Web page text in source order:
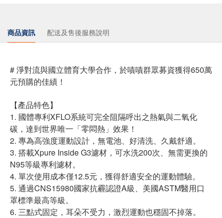
商品資訊 配送及售後服務說明
# 淨對流與國立體育大學合作，於嘖嘖群眾募資獲得650萬
元預購的佳績！
【產品特色】
1. 國體專利XFLO系統可完全阻隔呼出之熱氣與二氧化
碳，達到世界唯一「零悶熱」效果！
2. 專為高強度運動設計，無電池、好清洗、久戴舒適。
3. 搭載Xpure Inside G3濾材，可水洗200次、無需更換的
N95等級專利濾材。
4. 單次使用成本僅12.5元，獲得舒適安全的運動體驗。
5. 通過CNS15980國家抗霾認證A級、美國ASTM醫用口
罩標準最高等級。
6. 三點式固定，耳朵不受力，激烈運動也穩固不掉落。